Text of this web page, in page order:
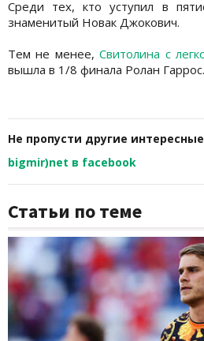
Среди тех, кто уступил в
знаменитый Новак Джокович.
Тем не менее,Свитолина с
вышла в 1/8 финала Ролан Гаррос.
Не пропусти другие
bigmir)net в facebook
Статьи по теме